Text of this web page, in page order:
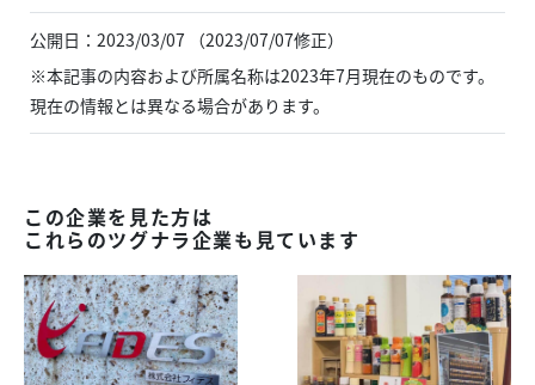
公開日：2023/03/07 （2023/07/07修正）
※本記事の内容および所属名称は2023年7月現在のものです。
現在の情報とは異なる場合があります。
この企業を見た方は
これらのツグナラ企業も見ています